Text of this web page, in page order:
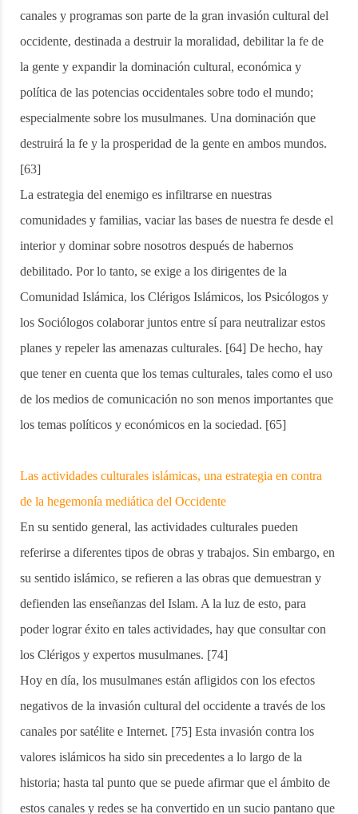
canales y programas son parte de la gran invasión cultural del
occidente, destinada a destruir la moralidad, debilitar la fe de
la gente y expandir la dominación cultural, económica y
política de las potencias occidentales sobre todo el mundo;
especialmente sobre los musulmanes. Una dominación que
destruirá la fe y la prosperidad de la gente en ambos mundos.
[63]
La estrategia del enemigo es infiltrarse en nuestras
comunidades y familias, vaciar las bases de nuestra fe desde el
interior y dominar sobre nosotros después de habernos
debilitado. Por lo tanto, se exige a los dirigentes de la
Comunidad Islámica, los Clérigos Islámicos, los Psicólogos y
los Sociólogos colaborar juntos entre sí para neutralizar estos
planes y repeler las amenazas culturales. [64] De hecho, hay
que tener en cuenta que los temas culturales, tales como el uso
de los medios de comunicación no son menos importantes que
los temas políticos y económicos en la sociedad. [65]
Las actividades culturales islámicas, una estrategia en contra
de la hegemonía mediática del Occidente
En su sentido general, las actividades culturales pueden
referirse a diferentes tipos de obras y trabajos. Sin embargo, en
su sentido islámico, se refieren a las obras que demuestran y
defienden las enseñanzas del Islam. A la luz de esto, para
poder lograr éxito en tales actividades, hay que consultar con
los Clérigos y expertos musulmanes. [74]
Hoy en día, los musulmanes están afligidos con los efectos
negativos de la invasión cultural del occidente a través de los
canales por satélite e Internet. [75] Esta invasión contra los
valores islámicos ha sido sin precedentes a lo largo de la
historia; hasta tal punto que se puede afirmar que el ámbito de
estos canales y redes se ha convertido en un sucio pantano que